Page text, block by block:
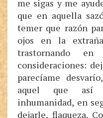
me sigas y me
que en aquella
temer que razón
ojos en la
trastornando
consideraciones:
parecíame
aquel que así
inhumanidad, en
dejarle, flaqueza.